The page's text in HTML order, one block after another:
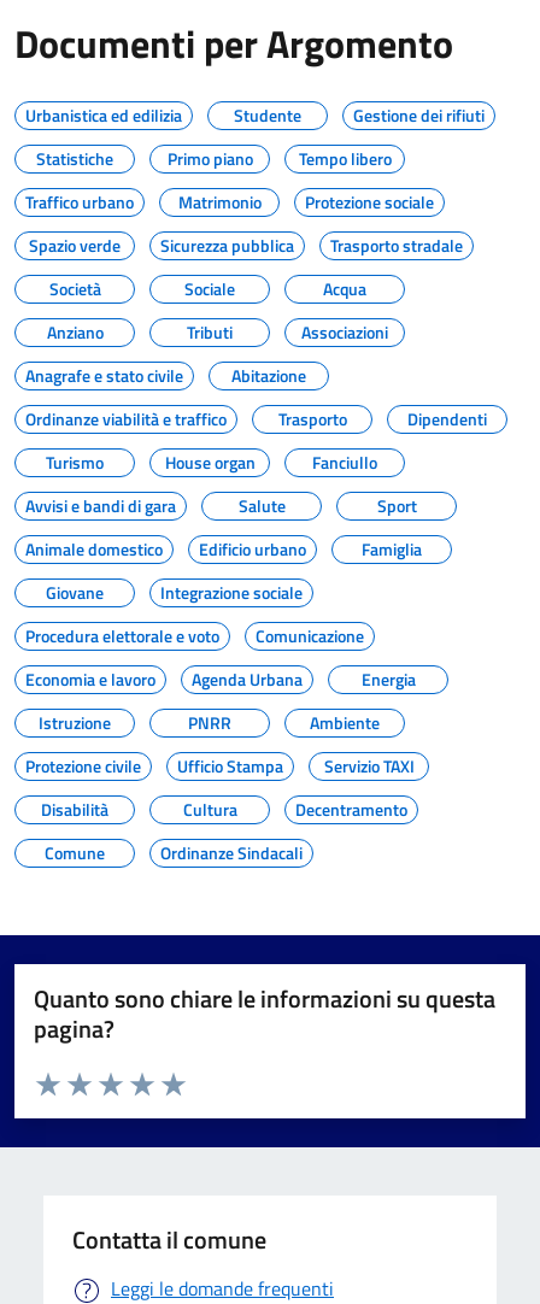
Documenti per Argomento
Urbanistica ed edilizia Studente
Gestione dei rifiuti
Statistiche
Primo piano
Tempo libero
Traffico urbano
Matrimonio
Protezione sociale
Spazio verde
Sicurezza pubblica
Trasporto stradale
Società
Sociale
Acqua
Anziano
Tributi
Associazioni
Anagrafe e stato civile
Abitazione
Ordinanze viabilità e traffico
Trasporto
Dipendenti
Turismo
House organ
Fanciullo
Avvisi e bandi di gara
Salute
Sport
Animale domestico
Edificio urbano
Famiglia
Giovane
Integrazione sociale
Procedura elettorale e voto
Comunicazione
Economia e lavoro
Agenda Urbana
Energia
Istruzione
PNRR
Ambiente
Protezione civile
Ufficio Stampa
Servizio TAXI
Disabilità
Cultura
Decentramento
Comune
Ordinanze Sindacali
Quanto sono chiare le informazioni su questa
pagina?
Valuta da 1 a 5 stelle la pagina
Valuta 5 stelle su 5
Valuta 4 stelle su 5
Valuta 3 stelle su 5
Valuta 2 stelle su 5
Valuta 1 stelle su 5
Contatta il comune
Leggi le domande frequenti